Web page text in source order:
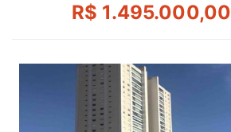
R$ 1.495.000,00